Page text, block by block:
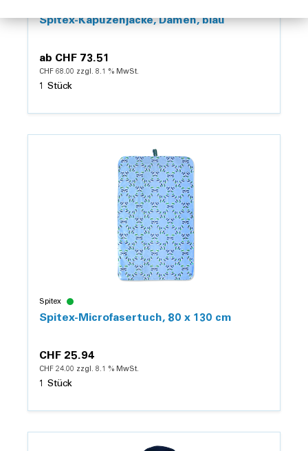
Spitex-Kapuzenjacke, Damen, blau
ab CHF 73.51
CHF 68.00 zzgl. 8.1 % MwSt.
1 Stück
Details
Spitex
Spitex-Microfasertuch, 80 x 130 cm
CHF 25.94
CHF 24.00 zzgl. 8.1 % MwSt.
1 Stück